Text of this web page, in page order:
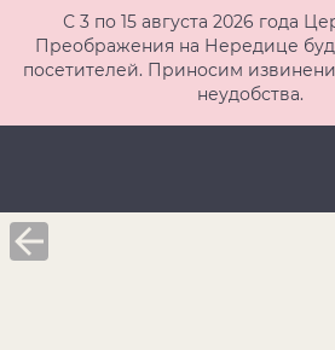
С 3 по 15 августа 2026 года
Преображения на Нередице
посетителей. Приносим
неудобства.